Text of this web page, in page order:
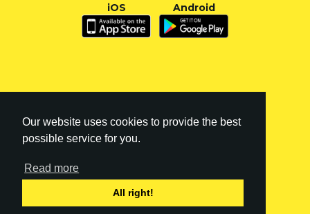
Our website uses cookies to provide the best
possible service for you.
Read more
All right!
iOS Android